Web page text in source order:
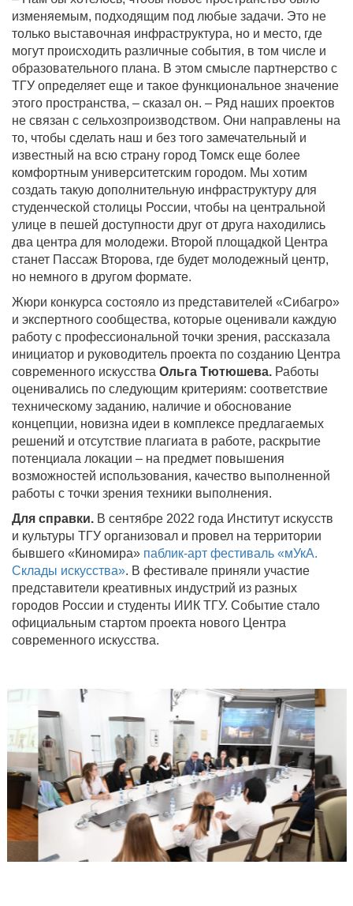
изменяемым, подходящим под любые задачи. Это не
только выставочная инфраструктура, но и место, где
могут происходить различные события, в том числе и
образовательного плана. В этом смысле партнерство с
ТГУ определяет еще и такое функциональное значение
этого пространства, – сказал он. – Ряд наших проектов
не связан с сельхозпроизводством. Они направлены на
то, чтобы сделать наш и без того замечательный и
известный на всю страну город Томск еще более
комфортным университетским городом. Мы хотим
создать такую дополнительную инфраструктуру для
студенческой столицы России, чтобы на центральной
улице в пешей доступности друг от друга находились
два центра для молодежи. Второй площадкой Центра
станет Пассаж Второва, где будет молодежный центр,
но немного в другом формате.
Жюри конкурса состояло из представителей «Сибагро»
и экспертного сообщества, которые оценивали каждую
работу с профессиональной точки зрения, рассказала
инициатор и руководитель проекта по созданию Центра
современного искусства Ольга Тютюшева. Работы
оценивались по следующим критериям: соответствие
техническому заданию, наличие и обоснование
концепции, новизна идеи в комплексе предлагаемых
решений и отсутствие плагиата в работе, раскрытие
потенциала локации – на предмет повышения
возможностей использования, качество выполненной
работы с точки зрения техники выполнения.
Для справки. В сентябре 2022 года Институт искусств
и культуры ТГУ организовал и провел на территории
бывшего «Киномира» паблик-арт фестиваль «мУкА.
Склады искусства». В фестивале приняли участие
представители креативных индустрий из разных
городов России и студенты ИИК ТГУ. Событие стало
официальным стартом проекта нового Центра
современного искусства.